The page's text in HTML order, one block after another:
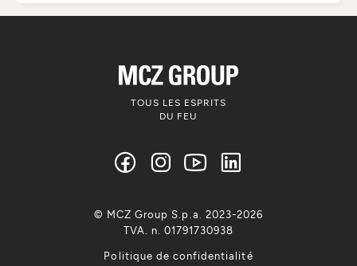
TOUS LES ESPRITS
DU FEU
Politique de confidentialité
© MCZ Group S.p.a. 2023-2026
TVA. n. 01791730938